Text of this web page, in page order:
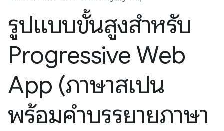
รูปแบบขั้นสูงสำหรับ
Progressive Web
App (ภาษาสเปน
พร้อมคำบรรยายภาษา